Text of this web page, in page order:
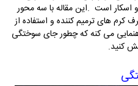
اسکار است .این مقاله با سه محور
های ترمیم کننده و استفاده از
می کنه که چطور جای سوختگی
کنید.